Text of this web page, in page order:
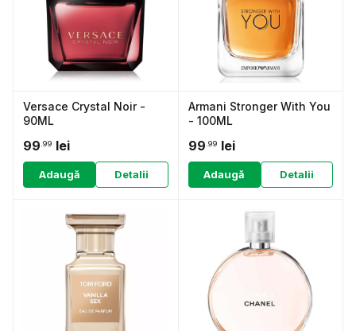
Versace Crystal Noir -
90ML
99 .99 lei
Adaugă Detalii
Armani Stronger With You
- 100ML
99 .99 lei
Adaugă Detalii